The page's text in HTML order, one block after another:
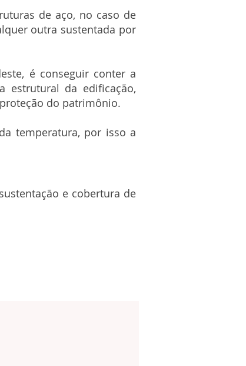
de aço, no caso de
outra sustentada por
é conseguir conter a
estrutural da edificação,
do patrimônio.
temperatura, por isso a
e cobertura de